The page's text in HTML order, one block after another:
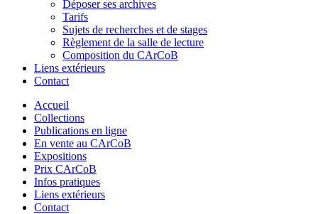
Déposer ses archives
Tarifs
Sujets de recherches et de stages
Règlement de la salle de lecture
Composition du CArCoB
Liens extérieurs
Contact
Accueil
Collections
Publications en ligne
En vente au CArCoB
Expositions
Prix CArCoB
Infos pratiques
Liens extérieurs
Contact